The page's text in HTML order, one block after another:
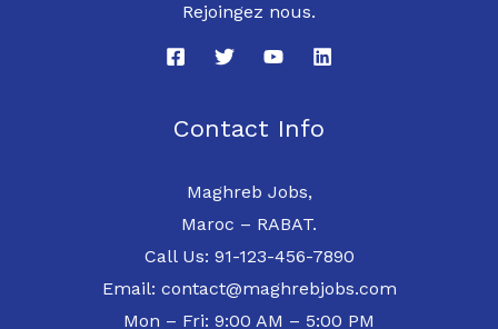
Rejoingez nous.
Contact Info
Maghreb Jobs,
Maroc – RABAT.
Call Us: 91-123-456-7890
Email: contact@maghrebjobs.com
Mon – Fri: 9:00 AM – 5:00 PM